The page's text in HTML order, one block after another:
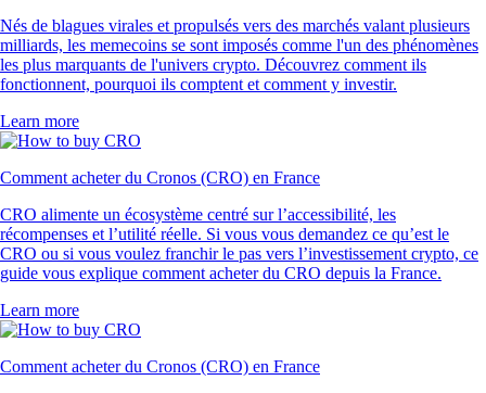
Nés de blagues virales et propulsés vers des marchés valant plusieurs
milliards, les memecoins se sont imposés comme l'un des phénomènes
les plus marquants de l'univers crypto. Découvrez comment ils
fonctionnent, pourquoi ils comptent et comment y investir.
Learn more
Comment acheter du Cronos (CRO) en France
CRO alimente un écosystème centré sur l’accessibilité, les
récompenses et l’utilité réelle. Si vous vous demandez ce qu’est le
CRO ou si vous voulez franchir le pas vers l’investissement crypto, ce
guide vous explique comment acheter du CRO depuis la France.
Learn more
Comment acheter du Cronos (CRO) en France